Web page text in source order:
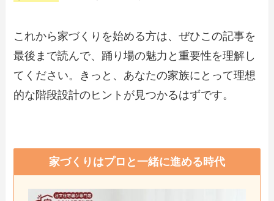
これから家づくりを始める方は、ぜひこの記事を
最後まで読んで、踊り場の魅力と重要性を理解し
てください。きっと、あなたの家族にとって理想
的な階段設計のヒントが見つかるはずです。
家づくりはプロと一緒に進める時代